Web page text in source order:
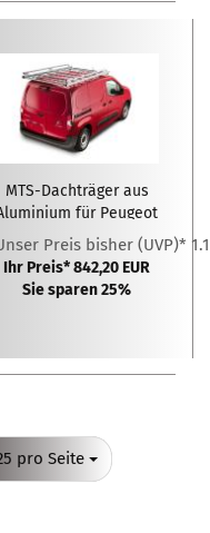
EUR
MTS-Dachträger aus
für Peugeot
Partner L2H1 ( 2018 - )
mit Heckklappe
Preis bisher (UVP)*
Ihr Preis* 842,20 EUR
Sie sparen 25%
pro Seite
Seite